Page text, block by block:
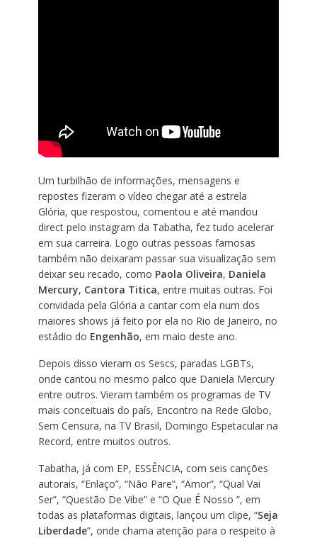
Um turbilhão de informações, mensagens e
repostes fizeram o vídeo chegar até a estrela
Glória, que respostou, comentou e até mandou
direct pelo instagram da Tabatha, fez tudo acelerar
em sua carreira. Logo outras pessoas famosas
também não deixaram passar sua visualização sem
deixar seu recado, como Paola Oliveira, Daniela
Mercury, Cantora Titica, entre muitas outras. Foi
convidada pela Glória a cantar com ela num dos
maiores shows já feito por ela no Rio de Janeiro, no
estádio do Engenhão, em maio deste ano.
Depois disso vieram os Sescs, paradas LGBTs,
onde cantou no mesmo palco que Daniela Mercury
entre outros. Vieram também os programas de TV
mais conceituais do país, Encontro na Rede Globo,
Sem Censura, na TV Brasil, Domingo Espetacular na
Record, entre muitos outros.
Tabatha, já com EP, ESSÊNCIA, com seis canções
autorais, “Enlaço”, “Não Pare”, “Amor”, “Qual Vai
Ser”, “Questão De Vibe” e “O Que É Nosso “, em
todas as plataformas digitais, lançou um clipe, “Seja
Liberdade”, onde chama atenção para o respeito à